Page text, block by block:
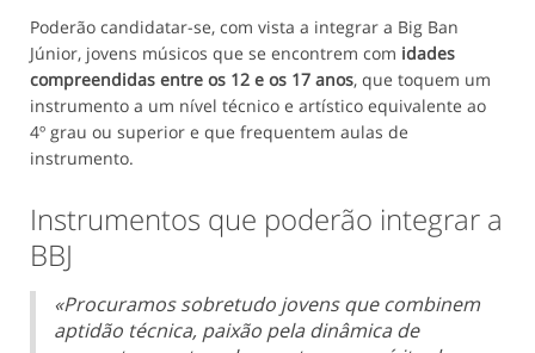
Poderão candidatar-se, com vista a integrar a Big Ban
Júnior, jovens músicos que se encontrem com idades
compreendidas entre os 12 e os 17 anos, que toquem um
instrumento a um nível técnico e artístico equivalente ao
4º grau ou superior e que frequentem aulas de
instrumento.
Instrumentos que poderão integrar a
BBJ
«Procuramos sobretudo jovens que combinem
aptidão técnica, paixão pela dinâmica de